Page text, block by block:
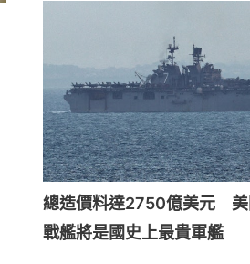
總造價料達2750億美元 美
戰艦將是國史上最貴軍艦